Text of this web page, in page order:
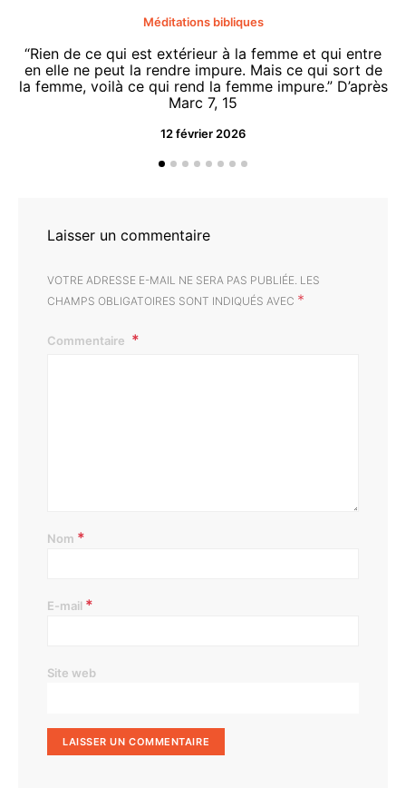
Méditations bibliques
“Rien de ce qui est extérieur à la femme et qui entre
en elle ne peut la rendre impure. Mais ce qui sort de
la femme, voilà ce qui rend la femme impure.” D’après
Marc 7, 15
12 février 2026
Laisser un commentaire
VOTRE ADRESSE E-MAIL NE SERA PAS PUBLIÉE. LES
CHAMPS OBLIGATOIRES SONT INDIQUÉS AVEC *
Commentaire
Nom *
E-mail *
Site web